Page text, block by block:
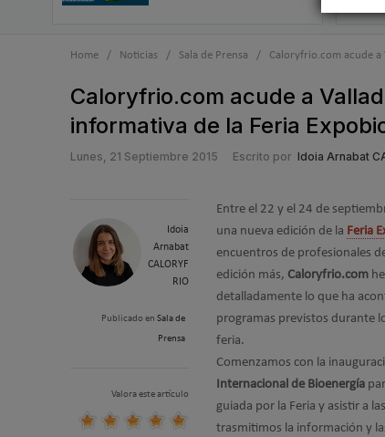
Home / Noticias / Sala de Prensa / Caloryfrio.com acude
Caloryfrio.com acude a
informativa de la Feria
Lunes, 21 Septiembre 2015 Escrito por Idoia Arnabat
Idoia
Arnabat
CALORYF
RIO
Publicado en Sala de
Prensa
Valora este artículo
Entre el 22 y el 24 de
una nueva edición de la Feria
encuentros de profesionales
edición más, Caloryfrio.com
detalladamente lo que ha
programas previstos durante
feria.
Comenzamos con la
Internacional de Bioenergía
guiada por la Feria y asistir a
trasmitimos la información y